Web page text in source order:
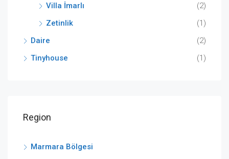
Villa İmarlı
(2)
Zetinlik
(1)
Daire
(2)
Tinyhouse
(1)
Region
Marmara Bölgesi